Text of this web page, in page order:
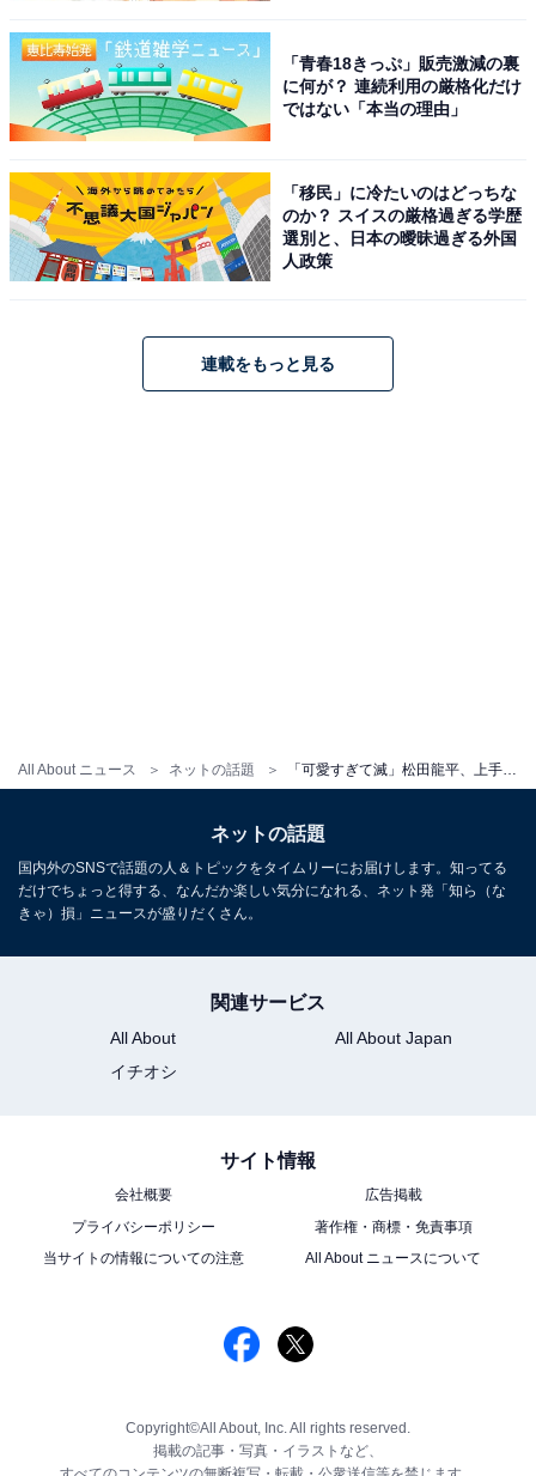
All About ニュース ネットの話題 「可愛すぎて滅」松田龍平、上手過ぎる似顔絵ショット公開！ 長女？ の姿も「すごい！」「似てる！」
「青春18きっぷ」販売激減の裏
に何が？ 連続利用の厳格化だけ
ではない「本当の理由」
「移民」に冷たいのはどっちな
のか？ スイスの厳格過ぎる学歴
選別と、日本の曖昧過ぎる外国
人政策
連載をもっと見る
ネットの話題
国内外のSNSで話題の人＆トピックをタイムリーにお届けします。知ってる
だけでちょっと得する、なんだか楽しい気分になれる、ネット発「知ら（な
きゃ）損」ニュースが盛りだくさん。
関連サービス
All About
All About Japan
イチオシ
サイト情報
会社概要
広告掲載
プライバシーポリシー
著作権・商標・免責事項
当サイトの情報についての注意
All About ニュースについて
Copyright©All About, Inc. All rights reserved.
掲載の記事・写真・イラストなど、